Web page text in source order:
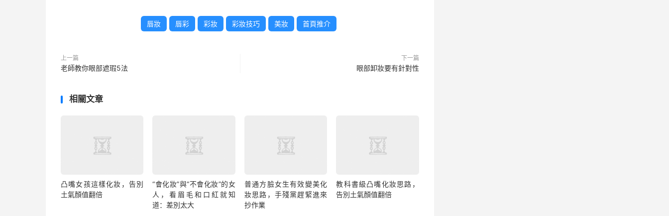
唇妝 唇彩 彩妝 彩妝技巧 美妝 首頁推介
上一篇
老師教你眼部遮瑕5法
下一篇
眼部卸妝要有針對性
相關文章
凸嘴女孩這樣化妝，告別
土氣顏值翻倍
“會化妝”與“不會化妝”的女
人，看眉毛和口紅就知
道：差別太大
普通方臉女生有效變美化
妝思路，手殘黨趕緊進來
抄作業
教科書級凸嘴化妝思路，
告別土氣顏值翻倍